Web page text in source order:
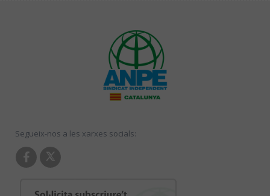
Segueix-nos a les xarxes socials: